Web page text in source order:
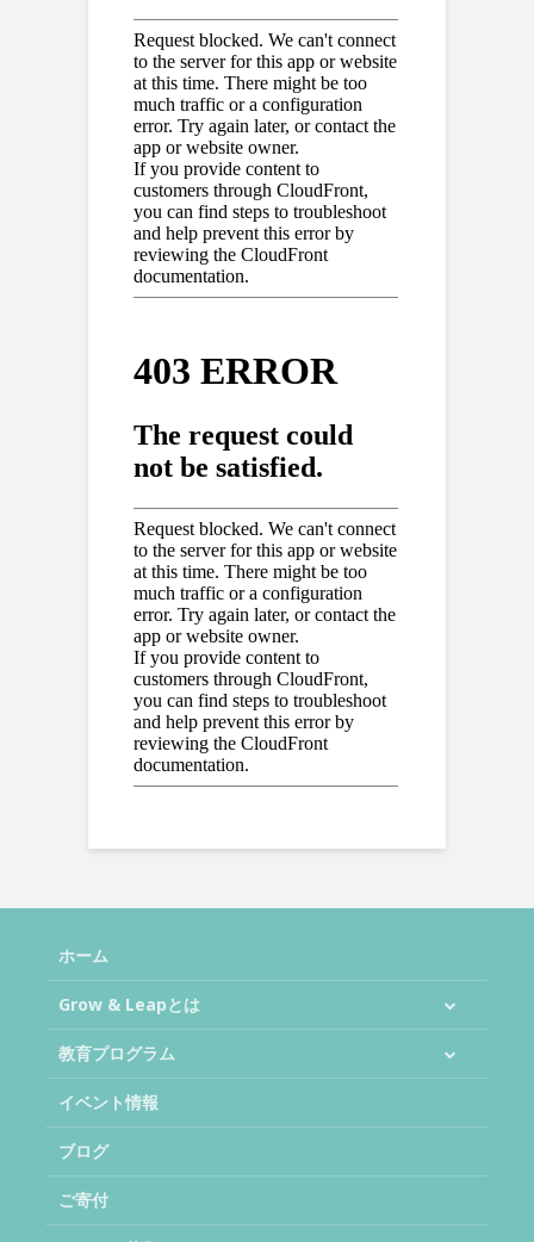
ホーム
Grow & Leapとは
教育プログラム
イベント情報
ブログ
ご寄付